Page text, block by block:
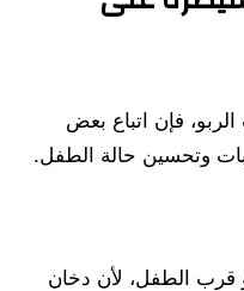
فإن اتباع بعض
وتحسين حالة الطفل.
قرب الطفل، لأن دخان